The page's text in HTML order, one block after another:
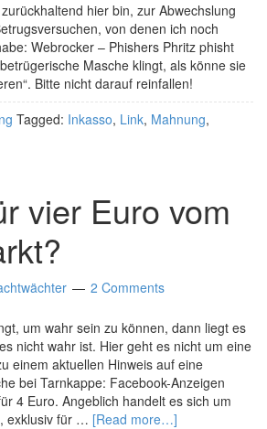
hier bin, zur Abwechslung
von denen ich noch
Webrocker – Phishers Phritz phisht
Masche klingt, als könne sie
Bitte nicht darauf reinfallen!
Tagged: Inkasso, Link, Mahnung,
vier Euro vom
2 Comments
um wahr sein zu können, dann liegt es
nicht wahr ist. Hier geht es nicht um eine
einem aktuellen Hinweis auf eine
bei Tarnkappe: Facebook-Anzeigen
4 Euro. Angeblich handelt es sich um
exklusiv für … [Read more…]